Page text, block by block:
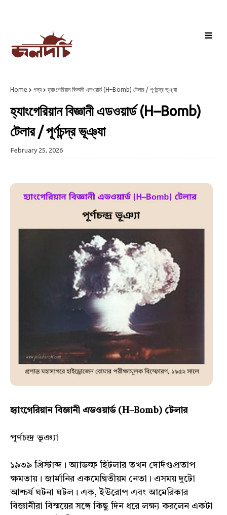
Home গদ্য হ্যাংগেরিয়ান বিজ্ঞানী এডওয়ার্ড (H–Bomb) টেলার / পূর্ণচন্দ্র ভূঞ্যা
হ্যাংগেরিয়ান বিজ্ঞানী এডওয়ার্ড (H–Bomb)
টেলার / পূর্ণচন্দ্র ভূঞ্যা
February 25, 2026
হ্যাংগেরিয়ান বিজ্ঞানী এডওয়ার্ড (H–Bomb) টেলার
পূর্ণচন্দ্র ভূঞ্যা
১৯৩৯ খ্রিস্টাব্দ। অ্যাডল্ফ হিটলার তখন দোর্দণ্ডপ্রতাপ
ক্ষমতায়। জার্মানির একমেদ্বিতীয়ম নেতা। এসময় দুটো
আশ্চর্য ঘটনা ঘটল। এক, ইউরোপ এবং আমেরিকার
বিজ্ঞানীরা বিস্ময়ের সঙ্গে কিছু দিন ধরে লক্ষ্য করলেন একটা